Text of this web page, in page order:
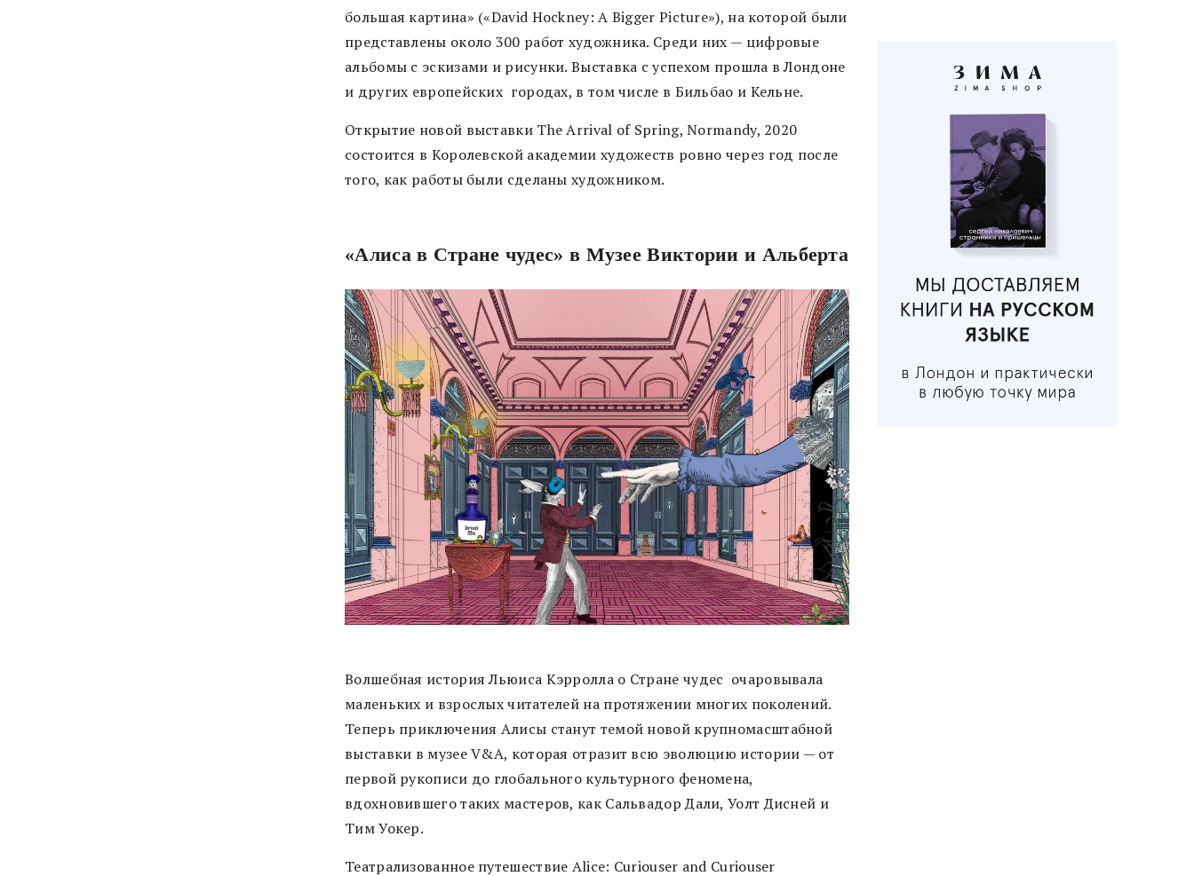
большая картина» («David Hockney: A Bigger Picture»), на которой были
представлены около 300 работ художника. Среди них — цифровые
альбомы с эскизами и рисунки. Выставка с успехом прошла в Лондоне
и других европейских городах, в том числе в Бильбао и Кельне.
Открытие новой выставки The Arrival of Spring, Normandy, 2020
состоится в Королевской академии художеств ровно через год после
того, как работы были сделаны художником.
«Алиса в Стране чудес» в Музее Виктории и Альберта
Волшебная история Льюиса Кэрролла о Стране чудес очаровывала
маленьких и взрослых читателей на протяжении многих поколений.
Теперь приключения Алисы станут темой новой крупномасштабной
выставки в музее V&A, которая отразит всю эволюцию истории — от
первой рукописи до глобального культурного феномена,
вдохновившего таких мастеров, как Сальвадор Дали, Уолт Дисней и
Тим Уокер.
Театрализованное путешествие Alice: Curiouser and Curiouser